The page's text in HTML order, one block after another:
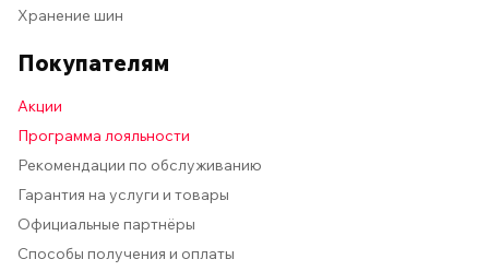
Хранение шин
Покупателям
Акции
Программа лояльности
Рекомендации по обслуживанию
Гарантия на услуги и товары
Официальные партнёры
Способы получения и оплаты